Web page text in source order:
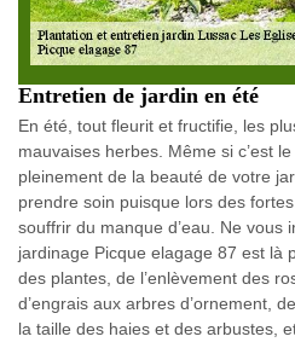
Entretien de jardin en été
En été, tout fleurit et fructifie, les
mauvaises herbes. Même si c’est
pleinement de la beauté de votre
prendre soin puisque lors des
souffrir du manque d’eau. Ne vous
jardinage Picque elagage 87 est là
des plantes, de l’enlèvement des
d’engrais aux arbres d’ornement,
la taille des haies et des arbustes,